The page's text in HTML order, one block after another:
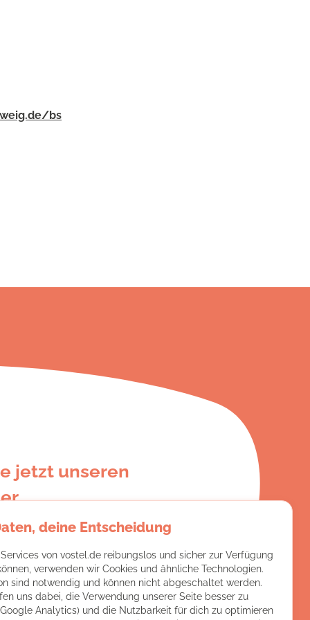
bs
jetzt unseren
deine Entscheidung
von vostel.de reibungslos und sicher zur Verfügung
verwenden wir Cookies und ähnliche Technologien.
sind notwendig und können nicht abgeschaltet werden.
uns dabei, die Verwendung unserer Seite besser zu
Analytics) und die Nutzbarkeit für dich zu optimieren